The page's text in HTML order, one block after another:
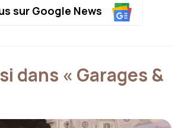
sur Google News
dans « Garages &